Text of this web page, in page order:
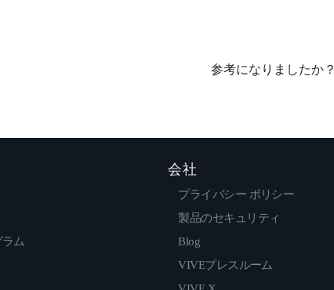
参考になりましたか？
ム
会社
プライバシー ポリシー
製品のセキュリティ
Blog
VIVEプレスルーム